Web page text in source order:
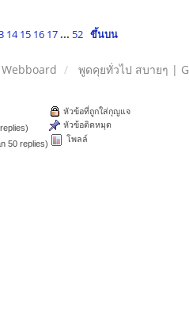
14 15 16 17 ... 52 ขึ้นบน
พูดคุยทั่วไป สบายๆ |
50 replies)
หัวข้อที่ถูกใส่กุญแจ
หัวข้อติดหมุด
โพลล์